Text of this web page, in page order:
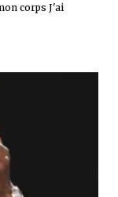
corps J'ai